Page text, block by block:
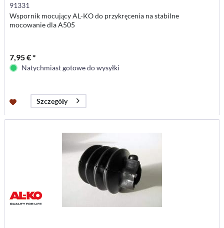
91331
Wspornik mocujący AL-KO do przykręcenia na stabilne
mocowanie dla A505
7,95 € *
Natychmiast gotowe do wysyłki
Szczegóły